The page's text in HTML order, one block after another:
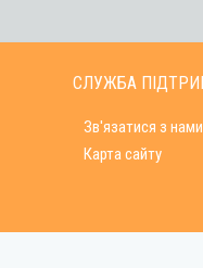
СЛУЖБА
Зв'язатися з нами
Карта сайту